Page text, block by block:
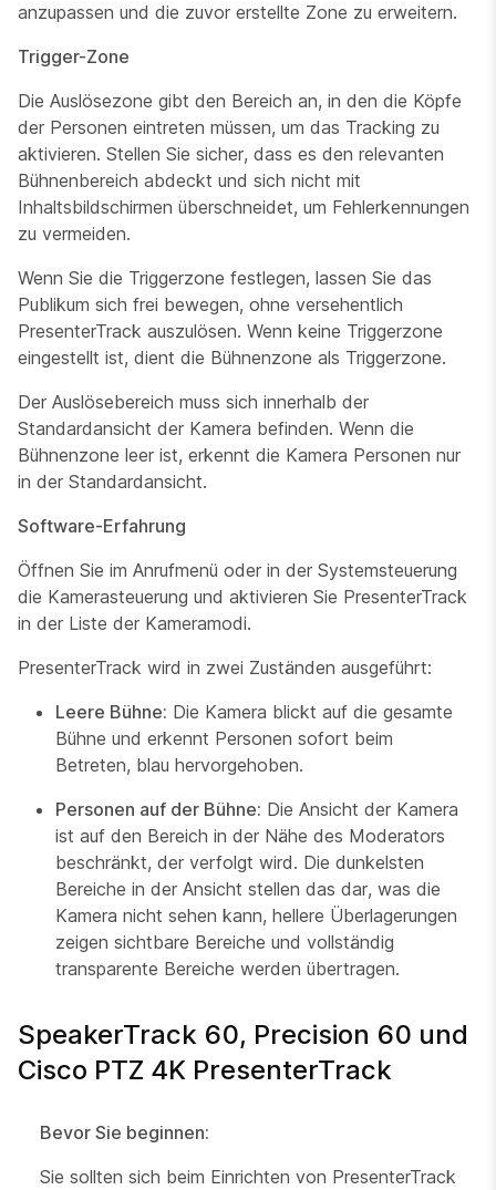
anzupassen und die zuvor erstellte Zone zu erweitern.
Trigger-Zone
Die Auslösezone gibt den Bereich an, in den die Köpfe
der Personen eintreten müssen, um das Tracking zu
aktivieren. Stellen Sie sicher, dass es den relevanten
Bühnenbereich abdeckt und sich nicht mit
Inhaltsbildschirmen überschneidet, um Fehlerkennungen
zu vermeiden.
Wenn Sie die Triggerzone festlegen, lassen Sie das
Publikum sich frei bewegen, ohne versehentlich
PresenterTrack auszulösen. Wenn keine Triggerzone
eingestellt ist, dient die Bühnenzone als Triggerzone.
Der Auslösebereich muss sich innerhalb der
Standardansicht der Kamera befinden. Wenn die
Bühnenzone leer ist, erkennt die Kamera Personen nur
in der Standardansicht.
Software-Erfahrung
Öffnen Sie im Anrufmenü oder in der Systemsteuerung
die Kamerasteuerung und aktivieren Sie PresenterTrack
in der Liste der Kameramodi.
PresenterTrack wird in zwei Zuständen ausgeführt:
Leere Bühne: Die Kamera blickt auf die gesamte
Bühne und erkennt Personen sofort beim
Betreten, blau hervorgehoben.
Personen auf der Bühne: Die Ansicht der Kamera
ist auf den Bereich in der Nähe des Moderators
beschränkt, der verfolgt wird. Die dunkelsten
Bereiche in der Ansicht stellen das dar, was die
Kamera nicht sehen kann, hellere Überlagerungen
zeigen sichtbare Bereiche und vollständig
transparente Bereiche werden übertragen.
SpeakerTrack 60, Precision 60 und
Cisco PTZ 4K PresenterTrack
Bevor Sie beginnen:
Sie sollten sich beim Einrichten von PresenterTrack